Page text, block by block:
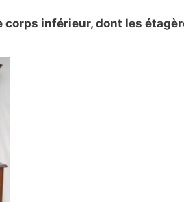
inférieur, dont les